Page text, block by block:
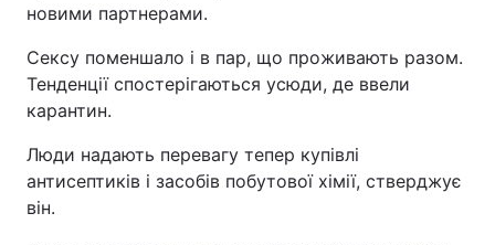
новими партнерами.
Сексу поменшало і в пар, що проживають разом.
Тенденції спостерігаються усюди, де ввели
карантин.
Люди надають перевагу тепер купівлі
антисептиків і засобів побутової хімії, стверджує
він.